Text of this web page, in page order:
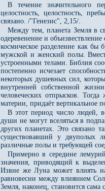
В течение значительного
целостность, целостность,
связано. /"Генезис", 2,15/.
Между тем, планета Земля в
одеревенение и
космическое разделение как бы
мужской и женский полы.
устроенными телами. Библия
постепенно исчезает
некоторых душевных сил,
внутренней собственной
человеческих отпрысков.
материи, придаёт вертикальное
В этот период число людей,
души не могут вселяться в
других планетах. Это связано
существовавший у двуполых
различные полы и требующей
Примерно в середине
значения, приводящий к
Извне же Луна может влиять на
равновесии между влиянием
Земля, наконец, становится сама